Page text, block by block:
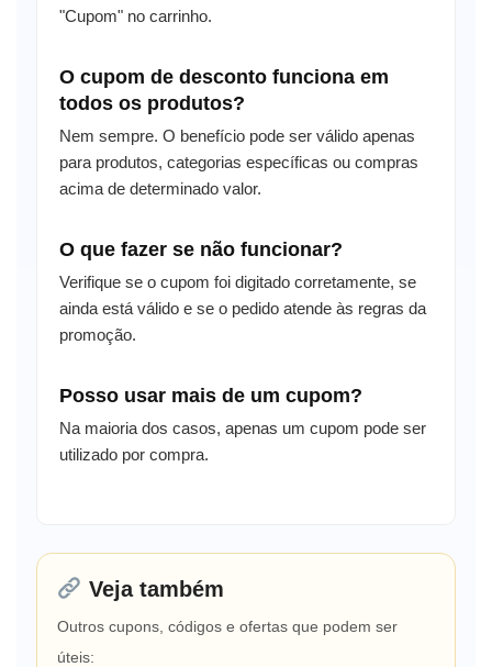
"Cupom" no carrinho.
O cupom de desconto funciona em
todos os produtos?
Nem sempre. O benefício pode ser válido apenas
para produtos, categorias específicas ou compras
acima de determinado valor.
O que fazer se não funcionar?
Verifique se o cupom foi digitado corretamente, se
ainda está válido e se o pedido atende às regras da
promoção.
Posso usar mais de um cupom?
Na maioria dos casos, apenas um cupom pode ser
utilizado por compra.
Veja também
Outros cupons, códigos e ofertas que podem ser
úteis: